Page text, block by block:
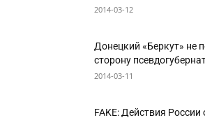
2014-03-12
Донецкий «Беркут» не
сторону
2014-03-11
FAKE: Действия